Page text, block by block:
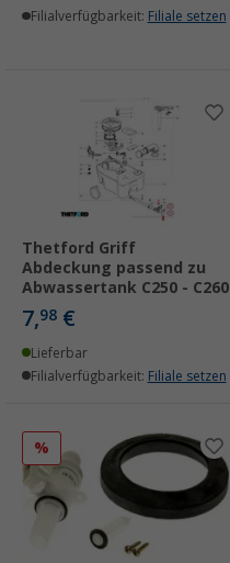
Filialverfügbarkeit: Filiale setzen
Thetford Griff
Abdeckung passend zu
Abwassertank C250 - C260
7,98 €
Lieferbar
Filialverfügbarkeit: Filiale setzen
%